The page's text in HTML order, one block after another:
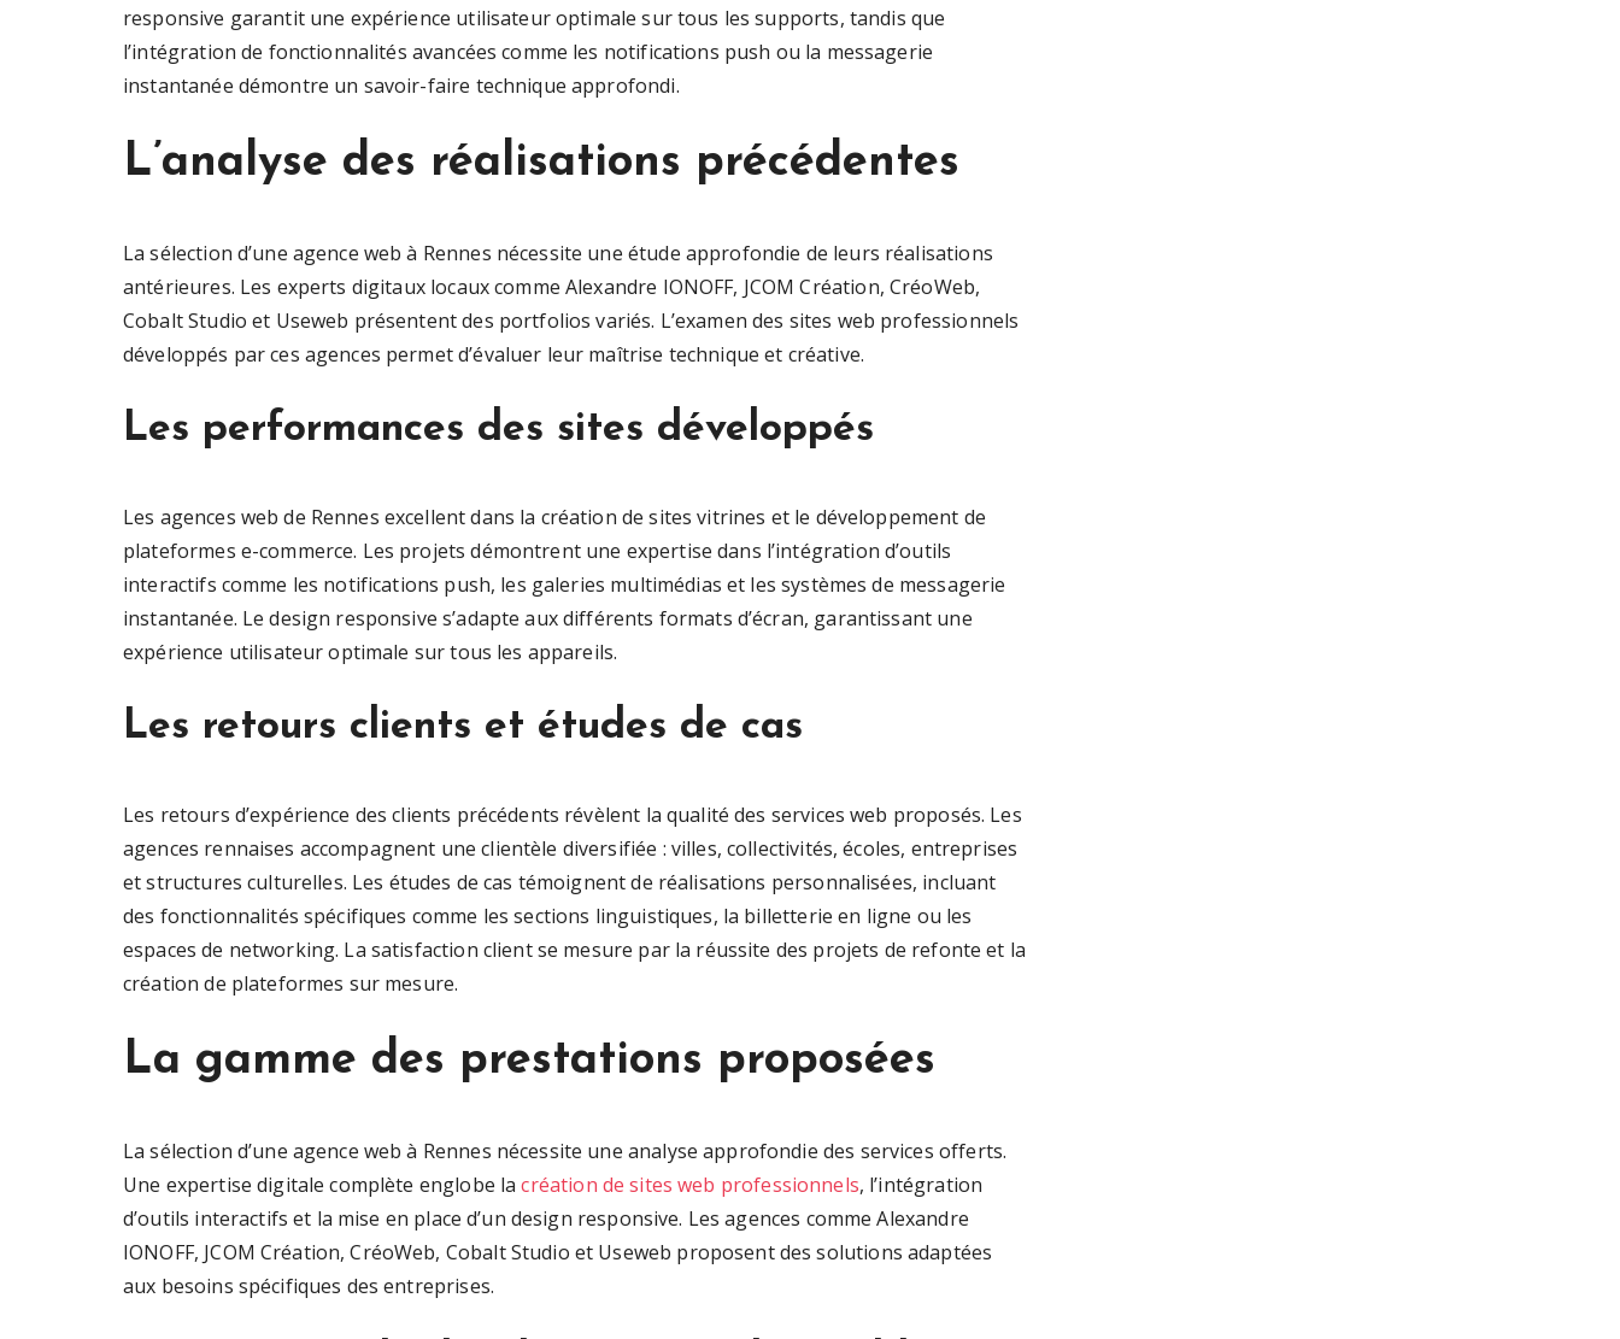
responsive garantit une expérience utilisateur optimale sur tous les supports, tandis que
l’intégration de fonctionnalités avancées comme les notifications push ou la messagerie
instantanée démontre un savoir-faire technique approfondi.
L’analyse des réalisations précédentes
La sélection d’une agence web à Rennes nécessite une étude approfondie de leurs réalisations
antérieures. Les experts digitaux locaux comme Alexandre IONOFF, JCOM Création, CréoWeb,
Cobalt Studio et Useweb présentent des portfolios variés. L’examen des sites web professionnels
développés par ces agences permet d’évaluer leur maîtrise technique et créative.
Les performances des sites développés
Les agences web de Rennes excellent dans la création de sites vitrines et le développement de
plateformes e-commerce. Les projets démontrent une expertise dans l’intégration d’outils
interactifs comme les notifications push, les galeries multimédias et les systèmes de messagerie
instantanée. Le design responsive s’adapte aux différents formats d’écran, garantissant une
expérience utilisateur optimale sur tous les appareils.
Les retours clients et études de cas
Les retours d’expérience des clients précédents révèlent la qualité des services web proposés. Les
agences rennaises accompagnent une clientèle diversifiée : villes, collectivités, écoles, entreprises
et structures culturelles. Les études de cas témoignent de réalisations personnalisées, incluant
des fonctionnalités spécifiques comme les sections linguistiques, la billetterie en ligne ou les
espaces de networking. La satisfaction client se mesure par la réussite des projets de refonte et la
création de plateformes sur mesure.
La gamme des prestations proposées
La sélection d’une agence web à Rennes nécessite une analyse approfondie des services offerts.
Une expertise digitale complète englobe lacréation de sites web professionnels, l’intégration
d’outils interactifs et la mise en place d’un design responsive. Les agences comme Alexandre
IONOFF, JCOM Création, CréoWeb, Cobalt Studio et Useweb proposent des solutions adaptées
aux besoins spécifiques des entreprises.